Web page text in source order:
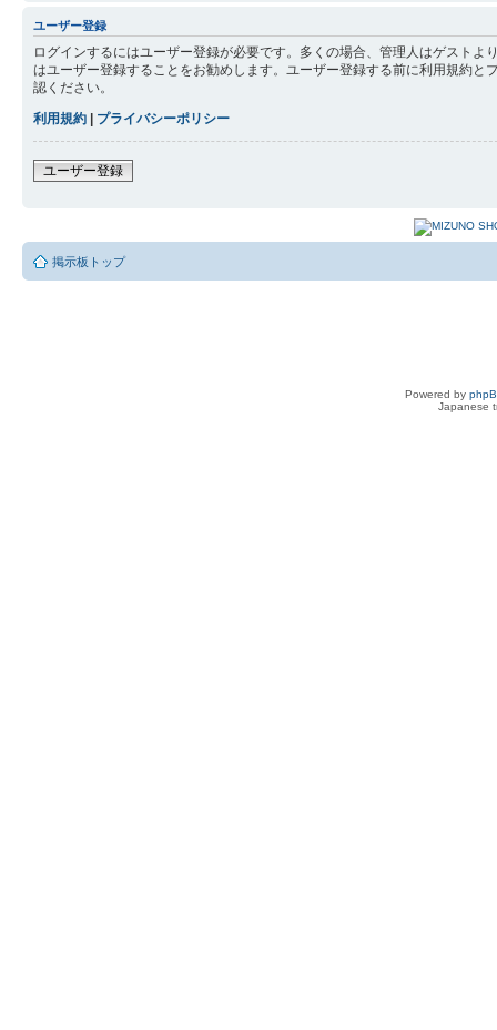
ユーザー登録
ログインするにはユーザー登録が必要です。多くの場合、管理人はゲスト
はユーザー登録することをお勧めします。ユーザー登録する前に利用規約
認ください。
利用規約 | プライバシーポリシー
ユーザー登録
掲示板トップ
Powered by
Japanese